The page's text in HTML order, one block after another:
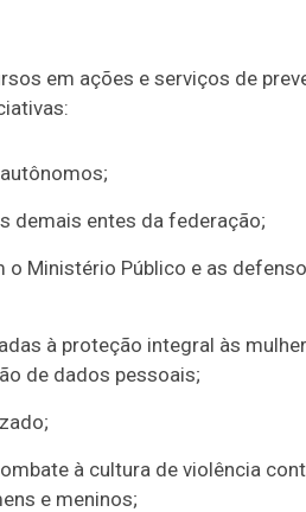
em ações e serviços de
demais entes da federação;
Ministério Público e as
à proteção integral às
de dados pessoais;
à cultura de violência
e meninos;